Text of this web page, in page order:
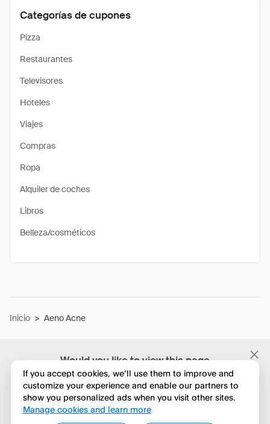
Would you like to view this page
in English?
No, seguir navegando
Categorías de cupones
Pizza
Restaurantes
Televisores
Hoteles
Viajes
Compras
Ropa
Alquiler de coches
Libros
Belleza/cosméticos
Inicio > Aeno Acne
If you accept cookies, we’ll use them to improve and
customize your experience and enable our partners to
show you personalized ads when you visit other sites.
Manage cookies and learn more